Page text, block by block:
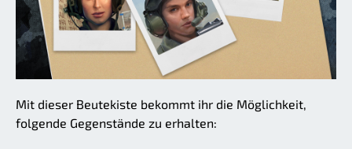
Mit dieser Beutekiste bekommt ihr die Möglichkeit,
folgende Gegenstände zu erhalten: